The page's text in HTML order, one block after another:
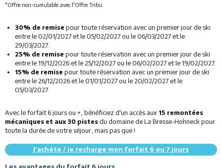
*Offre non-cumulable avec l'Offre Tribu.
30% de remise pour toute réservation avec un premier jour de ski
entre le 02/01/2027 et le 05/02/2027 ou le 06/03/2027 et le
29/03/2027.
25% de remise pour toute réservation avec un premier jour de ski
entre le 19/12/2026 et le 25/12/2027 ou le 06/02/2027 et le 19/02/2027.
15% de remise pour toute réservation avec un premier jour de ski
entre le 26/12/2026 et le 01/01/2027 ou le 20/02/2027 et le
05/03/2027.
Avec le forfait 6 jours ou +, bénéficiez d'un accès aux 15 remontées
mécaniques et aux 30 pistesdu domaine de La Bresse-Hohneck pour
toute la durée de votre séjour, mais pas que !
J'achète / je recharge mon forfait 6 ou 7 jours